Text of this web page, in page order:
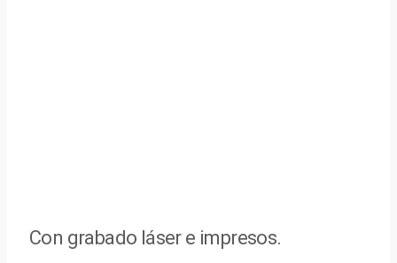
Con grabado láser e impresos.